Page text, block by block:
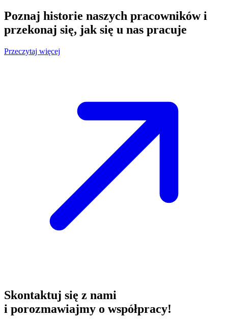
Poznaj historie naszych pracowników i
przekonaj się, jak się u nas pracuje
Przeczytaj więcej
Skontaktuj się z nami
i porozmawiajmy o współpracy!